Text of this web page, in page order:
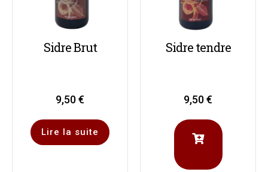
Sidre Brut
9,50€
Lire la suite
Sidre tendre
9,50€